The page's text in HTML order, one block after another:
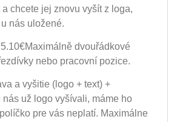
chcete jej znovu vyšít z loga,
nás uložené.
Maximálně dvouřádkové
nebo pracovní pozice.
a vyšitie (logo + text) +
nás už logo vyšívali, máme ho
pre vás neplatí. Maximálne